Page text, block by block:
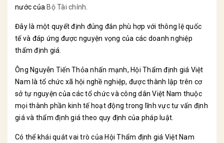
nước của Bộ Tài chính.
Đây là một quyết định đúng đắn phù hợp với thông lệ quốc
tế và đáp ứng được nguyện vọng của các doanh nghiệp
thẩm định giá.
Ông Nguyễn Tiến Thỏa nhấn mạnh, Hội Thẩm định giá Việt
Nam là tổ chức xã hội nghề nghiệp, được thành lập trên cơ
sở tự nguyện của các tổ chức và công dân Việt Nam thuộc
mọi thành phần kinh tế hoạt động trong lĩnh vực tư vấn định
giá và thẩm định giá theo quy định của pháp luật.
Có thể khái quát vai trò của Hội Thẩm định giá Việt Nam